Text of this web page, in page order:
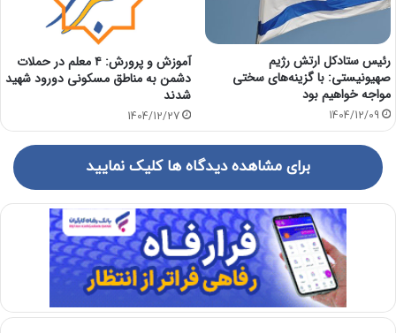
رئیس ستادکل ارتش رژیم
صهیونیستی: با گزینه‌های سختی
مواجه خواهیم بود
1404/12/09
آموزش و پرورش: ۴ معلم در حملات
دشمن به مناطق مسکونی دورود شهید
شدند
1404/12/27
برای مشاهده دیدگاه ها کلیک نمایید